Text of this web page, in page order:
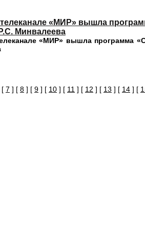
телеканале «МИР» вышла
Минвалеева
«МИР» вышла программа
[ 7 ] [ 8 ] [ 9 ] [ 10 ] [ 11 ] [ 12 ] [ 13 ] [ 14 ] [